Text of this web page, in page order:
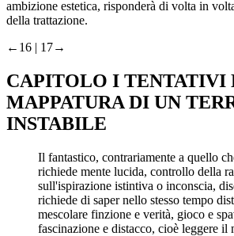
ambizione estetica, risponderà di volta in
della trattazione.
←16 | 17→
CAPITOLO I TENTATIVI
MAPPATURA DI UN
INSTABILE
Il fantastico, contrariamente a quello
richiede mente lucida, controllo della
sull'ispirazione istintiva o inconscia,
richiede di saper nello stesso tempo
mescolare finzione e verità, gioco e
fascinazione e distacco, cioè leggere il